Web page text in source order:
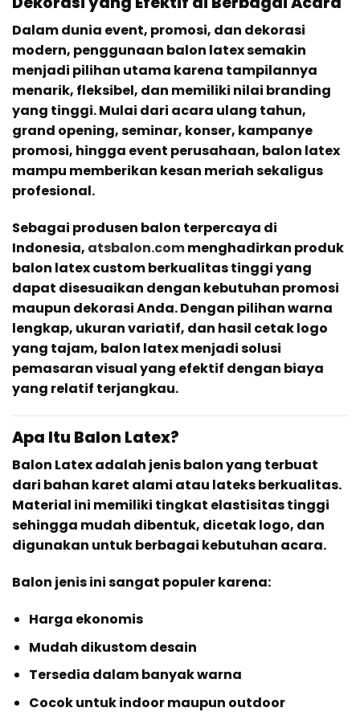
Dalam dunia event, promosi, dan dekorasi
modern, penggunaan balon latex semakin
menjadi pilihan utama karena tampilannya
menarik, fleksibel, dan memiliki nilai branding
yang tinggi. Mulai dari acara ulang tahun,
grand opening, seminar, konser, kampanye
promosi, hingga event perusahaan, balon latex
mampu memberikan kesan meriah sekaligus
profesional.
Sebagai produsen balon terpercaya di
Indonesia, atsbalon.commenghadirkan produk
balon latex custom berkualitas tinggi yang
dapat disesuaikan dengan kebutuhan promosi
maupun dekorasi Anda. Dengan pilihan warna
lengkap, ukuran variatif, dan hasil cetak logo
yang tajam, balon latex menjadi solusi
pemasaran visual yang efektif dengan biaya
yang relatif terjangkau.
Apa Itu Balon Latex?
Balon Latex adalah jenis balon yang terbuat
dari bahan karet alami atau lateks berkualitas.
Material ini memiliki tingkat elastisitas tinggi
sehingga mudah dibentuk, dicetak logo, dan
digunakan untuk berbagai kebutuhan acara.
Balon jenis ini sangat populer karena:
Harga ekonomis
Mudah dikustom desain
Tersedia dalam banyak warna
Cocok untuk indoor maupun outdoor